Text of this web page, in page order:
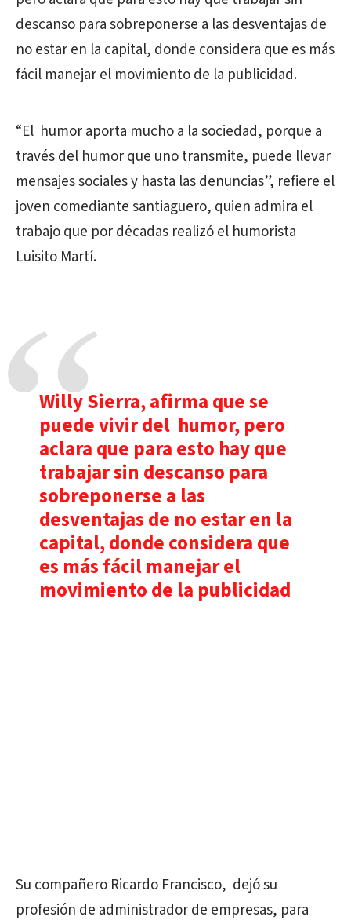
descanso para sobreponerse a las desventajas de
no estar en la capital, donde considera que es más
fácil manejar el movimiento de la publicidad.
“El humor aporta mucho a la sociedad, porque a
través del humor que uno transmite, puede llevar
mensajes sociales y hasta las denuncias”, refiere el
joven comediante santiaguero, quien admira el
trabajo que por décadas realizó el humorista
Luisito Martí.
Willy Sierra, afirma que se
puede vivir del humor, pero
aclara que para esto hay que
trabajar sin descanso para
sobreponerse a las
desventajas de no estar en la
capital, donde considera que
es más fácil manejar el
movimiento de la publicidad
Su compañero Ricardo Francisco, dejó su
profesión de administrador de empresas, para